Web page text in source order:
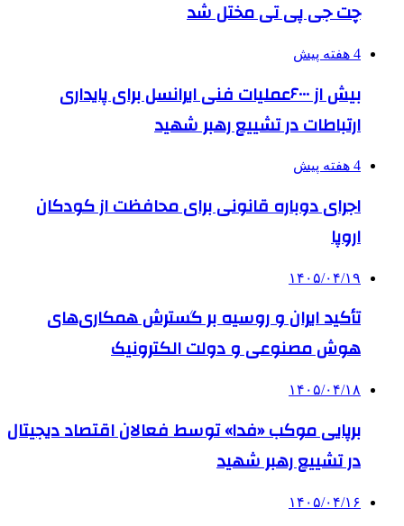
چت جی پی تی مختل شد
4 هفته پیش
بیش از ۶۰۰۰عملیات فنی ایرانسل برای پایداری
ارتباطات در تشییع رهبر شهید
4 هفته پیش
اجرای دوباره قانونی برای محافظت از کودکان
اروپا
۱۴۰۵/۰۴/۱۹
تأکید ایران و روسیه بر گسترش همکاری‌های
هوش مصنوعی و دولت الکترونیک
۱۴۰۵/۰۴/۱۸
برپایی موکب «فدا» توسط فعالان اقتصاد دیجیتال
در تشییع رهبر شهید
۱۴۰۵/۰۴/۱۶